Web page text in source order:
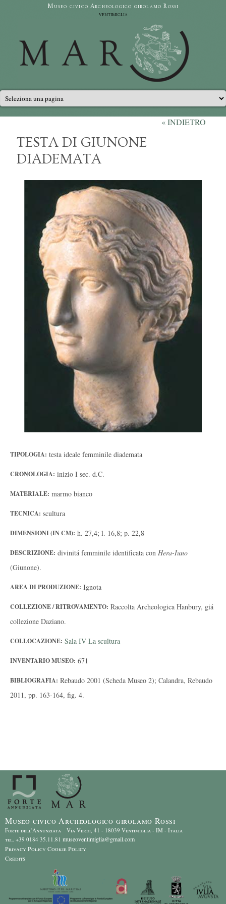
Salta al contenuto principaleMuseo civico Archeologico girolamo Rossi
ventimiglia
Menu principale « INDIETRO
TESTA DI GIUNONE
DIADEMATA
TIPOLOGIA: testa ideale femminile diademata
CRONOLOGIA: inizio I sec. d.C.
MATERIALE: marmo bianco
TECNICA: scultura
DIMENSIONI (IN CM): h. 27,4; l. 16,8; p. 22,8
DESCRIZIONE: divinitá femminile identificata con Hera-Iuno
(Giunone).
AREA DI PRODUZIONE: Ignota
COLLEZIONE / RITROVAMENTO: Raccolta Archeologica Hanbury, giá
collezione Daziano.
COLLOCAZIONE: Sala IV La scultura
INVENTARIO MUSEO: 671
BIBLIOGRAFIA: Rebaudo 2001 (Scheda Museo 2); Calandra, Rebaudo
2011, pp. 163-164, fig. 4.
Museo civico Archeologico girolamo Rossi
Forte dell'Annunziata Via Verdi, 41 - 18039 Ventimiglia - IM - Italia
tel. +39 0184 35.11.81 museoventimiglia@gmail.com
Privacy Policy Cookie Policy
Credits